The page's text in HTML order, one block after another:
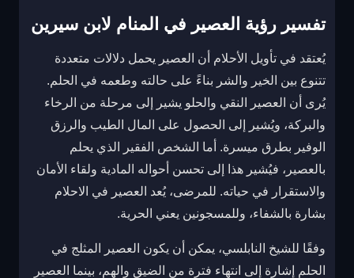
تفسير رؤية العصير في المنام لابن سيرين
يُعتقد في تأويل الأحلام أن العصير يحمل دلالات متعددة
تتنوع بين الخير والشر بناءً على حالته وطعمه في الحلم.
يُرى أن العصير النقي والحلو يشير إلى مرحلة من الرخاء
والبركة، ويُشير إلى الحصول على المال الطيب والرزق
الوفير بطرق ميسرة. أما الشخص الفقير الذي يحلم
بالعصير، فيُشير هذا إلى تحسن أحواله المادية ولقاء الأمان
والاستقرار في حياته. للمرضى، يُعد العصير في الاحلام
بشارة بالشفاء، وللمسجونين يعني الحرية.
وفقًا للشيخ النابلسي، يمكن أن يكون العصير المثلج في
الحلم إشارة إلى انتهاء فترة من الضيق والهم، بينما العصير